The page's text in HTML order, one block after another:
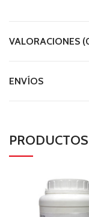
VALORACIONES
ENVÍOS